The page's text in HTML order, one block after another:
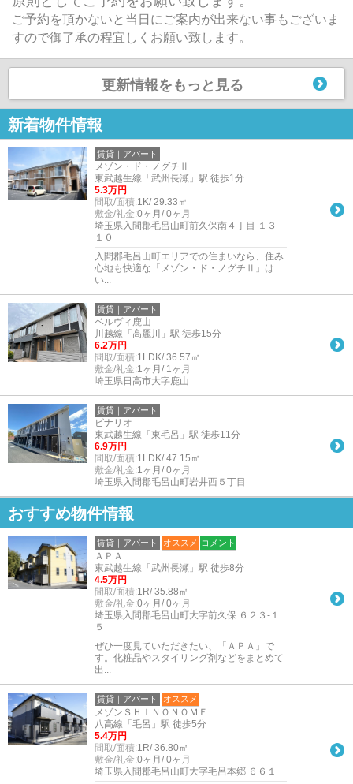
ご予約を頂かないと当日にご案内が出来ない事もございま
すので御了承の程宜しくお願い致します。
更新情報をもっと見る
新着物件情報
賃貸｜アパート
メゾン・ド・ノグチⅡ
東武越生線「武州長瀬」駅 徒歩1分
5.3万円
間取/面積:1K/ 29.33㎡
敷金/礼金:0ヶ月/ 0ヶ月
埼玉県入間郡毛呂山町前久保南４丁目 １３-
１０
入間郡毛呂山町エリアでの住まいなら、住み
心地も快適な「メゾン・ド・ノグチⅡ」は
い...
賃貸｜アパート
ベルヴィ鹿山
川越線「高麗川」駅 徒歩15分
6.2万円
間取/面積:1LDK/ 36.57㎡
敷金/礼金:1ヶ月/ 1ヶ月
埼玉県日高市大字鹿山
賃貸｜アパート
ビナリオ
東武越生線「東毛呂」駅 徒歩11分
6.9万円
間取/面積:1LDK/ 47.15㎡
敷金/礼金:1ヶ月/ 0ヶ月
埼玉県入間郡毛呂山町岩井西５丁目
おすすめ物件情報
賃貸｜アパート オススメ コメント
ＡＰＡ
東武越生線「武州長瀬」駅 徒歩8分
4.5万円
間取/面積:1R/ 35.88㎡
敷金/礼金:0ヶ月/ 0ヶ月
埼玉県入間郡毛呂山町大字前久保 ６２３-１
５
ぜひ一度見ていただきたい、「ＡＰＡ」で
す。化粧品やスタイリング剤などをまとめて
出...
賃貸｜アパート オススメ
メゾンＳＨＩＮＯＮＯＭＥ
八高線「毛呂」駅 徒歩5分
5.4万円
間取/面積:1R/ 36.80㎡
敷金/礼金:0ヶ月/ 0ヶ月
埼玉県入間郡毛呂山町大字毛呂本郷 ６６１